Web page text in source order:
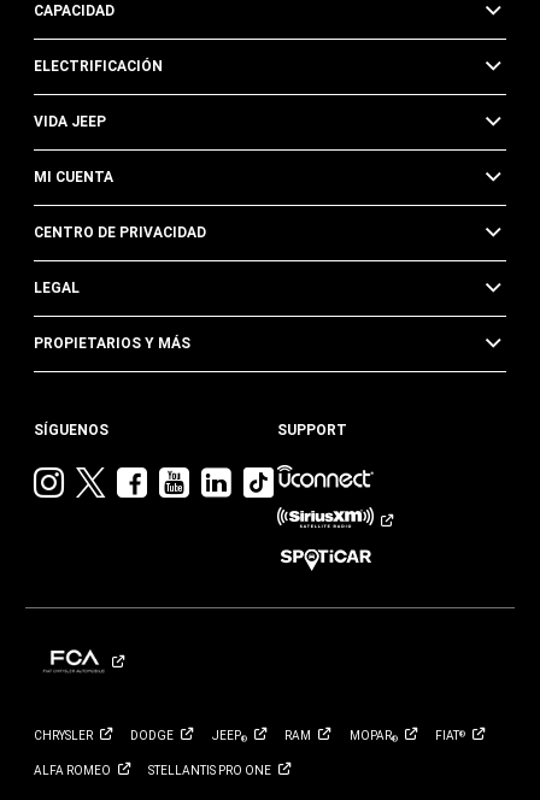
CAPACIDAD
ELECTRIFICACIÓN
VIDA JEEP
MI CUENTA
CENTRO DE PRIVACIDAD
LEGAL
PROPIETARIOS Y MÁS
SÍGUENOS
VisitaVisitaVisitaVisita
YouTube
Visita
Jeep
Linkedin
Visita
Jeep
en
TikTok
SUPPORT
CHRYSLER DODGE JEEP® RAM MOPAR® FIAT®
ALFA ROMEO STELLANTIS PRO ONE